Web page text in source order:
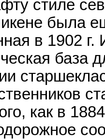
стиле
была
в 1902 г.
база
как в